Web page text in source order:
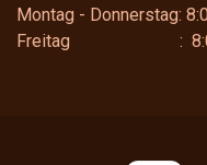
Montag - Donnerstag:
Freitag : 8:00 -